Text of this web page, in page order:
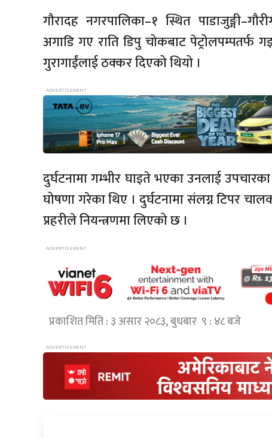
गौरादह नगरपालिका–१ स्थित
अगाडि गए राति डिपु चोकबाट पेट्रोलपम्पतर्फ
गुरागाईंलाई ठक्कर दिएको थियो ।
दुर्घटनामा गम्भीर घाइते भएका उनलाई
घोषणा गरेका थिए । दुर्घटनामा संलग्न टिपर
प्रहरीले नियन्त्रणमा लिएको छ ।
प्रकाशित मिति : ३ असार २०८३, बुधबार ९ : ४८ बजे